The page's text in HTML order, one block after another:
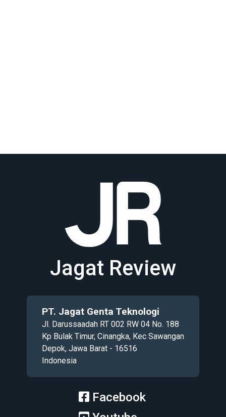
Jagat Review
PT. Jagat Genta Teknologi
Jl. Darussaadah RT 002 RW 04 No. 188
Kp Bulak Timur, Cinangka, Kec Sawangan
Depok, Jawa Barat - 16516
Indonesia
Facebook